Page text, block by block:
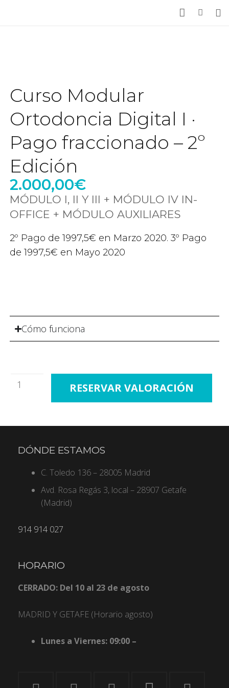
Pedir cita
Curso Modular
Ortodoncia Digital I ·
Pago fraccionado – 2º
Edición
2.000,00€
MÓDULO I, II Y III + MÓDULO IV IN-
OFFICE + MÓDULO AUXILIARES
2º Pago de 1997,5€ en Marzo 2020. 3º Pago
de 1997,5€ en Mayo 2020
Cómo funciona
RESERVAR VALORACIÓN
DÓNDE ESTAMOS
C. Toledo 136 – 28005 Madrid
Avd. Rosa Regás 3, local – 28907 Getafe
(Madrid)
914 914 027
HORARIO
CERRADO: Del 10 al 23 de agosto
MADRID Y GETAFE (Horario agosto)
Lunes a Viernes: 09:00 –